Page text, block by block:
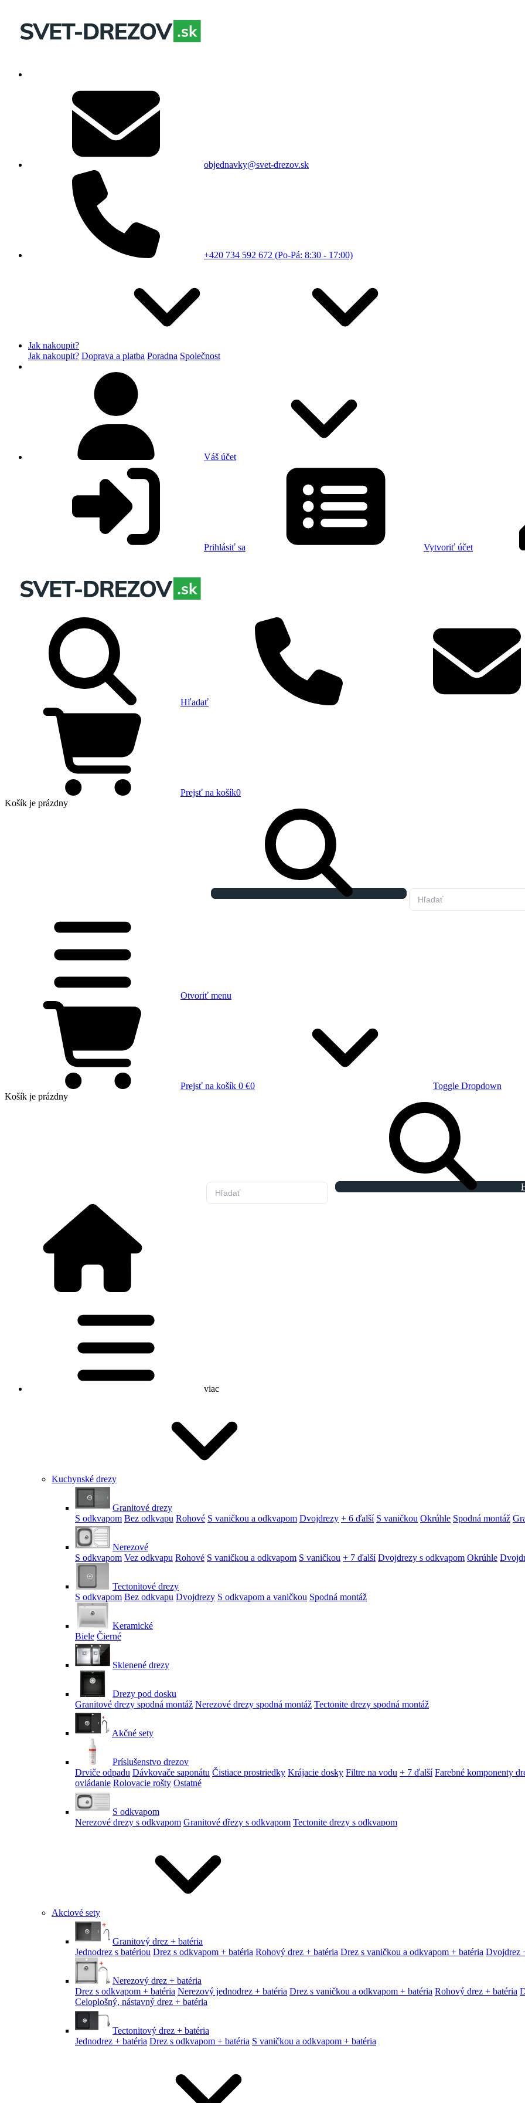
objednavky@svet-drezov.sk
+420 734 592 672 (Po-Pá: 8:30 - 17:00)
Jak nakoupit?
Jak nakoupit? Doprava a platba Poradna Společnost
Váš účet
Prihlásiť sa Vytvoriť účet
Hľadať
Prejsť na košík0
Košík je prázdny
Otvoriť menu
Prejsť na košík 0 €0
Toggle Dropdown
Košík je prázdny
viac
Kuchynské drezy
Granitové drezy
S odkvapom Bez odkvapu Rohové S vaničkou a odkvapom Dvojdrezy + 6 ďalší S vaničkou Okrúhle Spodná montáž
Nerezové
S odkvapom Vez odkvapu Rohové S vaničkou a odkvapom S vaničkou + 7 ďalší Dvojdrezy s odkvapom Okrúhle
Tectonitové drezy
S odkvapom Bez odkvapu Dvojdrezy S odkvapom a vaničkou Spodná montáž
Keramické
Biele Čierné
Sklenené drezy
Drezy pod dosku
Granitové drezy spodná montáž Nerezové drezy spodná montáž Tectonite drezy spodná montáž
Akčné sety
Príslušenstvo drezov
Drviče odpadu Dávkovače saponátu Čistiace prostriedky Krájacie dosky Filtre na vodu + 7 ďalší Farebné komponenty
ovládanie Rolovacie rošty Ostatné
S odkvapom
Nerezové drezy s odkvapom Granitové dřezy s odkvapom Tectonite drezy s odkvapom
Akciové sety
Granitový drez + batéria
Jednodrez s batériou Drez s odkvapom + batéria Rohový drez + batéria Drez s vaničkou a odkvapom + batéria Dvojdrez
Nerezový drez + batéria
Drez s odkvapom + batéria Nerezový jednodrez + batéria Drez s vaničkou a odkvapom + batéria Rohový drez + batéria
Celoplošný, nástavný drez + batéria
Tectonitový drez + batéria
Jednodrez + batéria Drez s odkvapom + batéria S vaničkou a odkvapom + batéria